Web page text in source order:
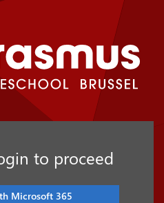
to proceed
Microsoft 365